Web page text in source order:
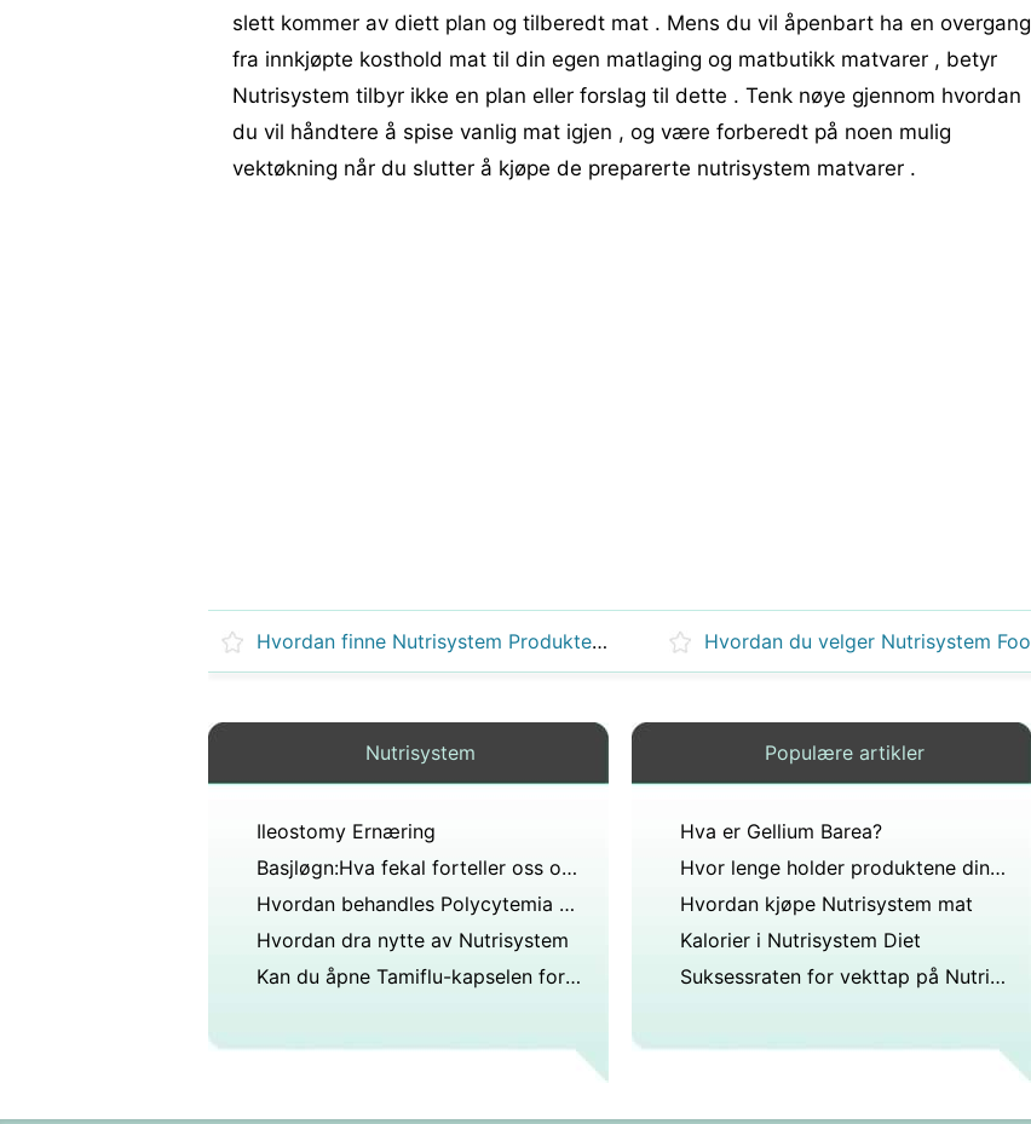
slett kommer av diett plan og tilberedt mat . Mens du vil åpenbart ha en overgang
fra innkjøpte kosthold mat til din egen matlaging og matbutikk matvarer , betyr
Nutrisystem tilbyr ikke en plan eller forslag til dette . Tenk nøye gjennom hvordan
du vil håndtere å spise vanlig mat igjen , og være forberedt på noen mulig
vektøkning når du slutter å kjøpe de preparerte nutrisystem matvarer .
Hvordan finne Nutrisystem Produkter for Less
Nutrisystem
Ileostomy Ernæring
Basjløgn:Hva fekal forteller oss om kosthold
Hvordan behandles Polycytemia Vera med fosfor 32?
Hvordan dra nytte av Nutrisystem
Kan du åpne Tamiflu-kapselen for å blande med mat?
Populære artikler
Hva er Gellium Barea?
Hvor lenge holder produktene dine seg ferske?
Hvordan kjøpe Nutrisystem mat
Kalorier i Nutrisystem Diet
Suksessraten for vekttap på Nutri System